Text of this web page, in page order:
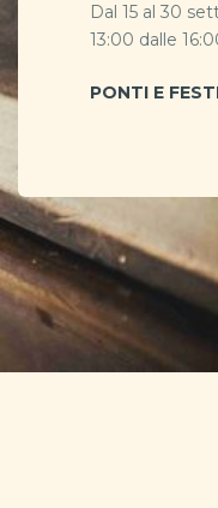
Dal 15 al 30
13:00 dalle
PONTI E